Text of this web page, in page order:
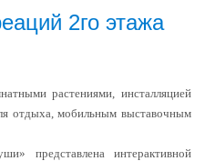
2го этажа
растениями, инсталляцией
отдыха, мобильным выставочным
представлена интерактивной